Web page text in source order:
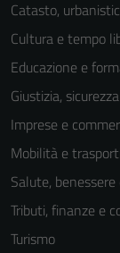
Catasto,
Cultura e tempo
Educazione e
Giustizia,
Imprese e
Mobilità e trasporti
Salute,
Tributi, finanze e
Turismo